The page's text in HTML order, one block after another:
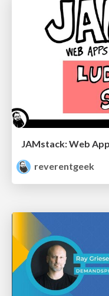
reverentgeek